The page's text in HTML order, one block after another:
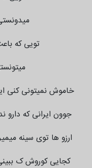
تویی که
خاموش نمیتونی کنی
جوون ایرانی که
ارزو ها توی سینه
کجایی کوروش ک